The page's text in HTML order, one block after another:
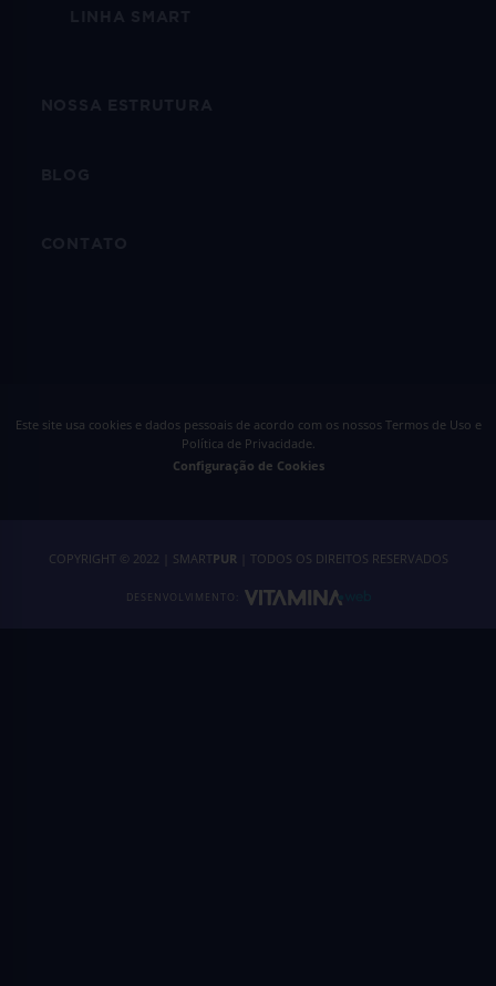
Este site usa cookies e dados pessoais de acordo com os nossos Termos de Uso e
Política de Privacidade.
Configuração de Cookies
COPYRIGHT © 2022 | SMARTPUR| TODOS OS DIREITOS RESERVADOS
DESENVOLVIMENTO: